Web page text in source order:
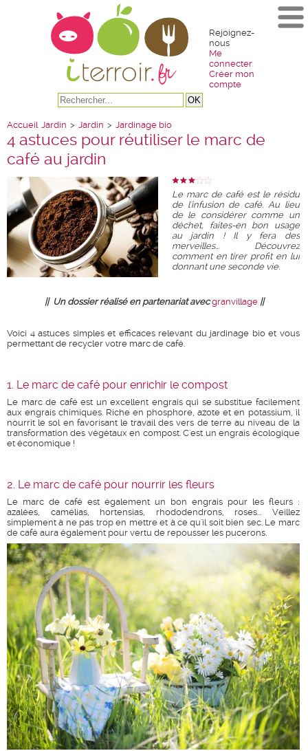
Rejoignez-
nous
Me
connecter
Créer mon
compte
Accueil Jardin > Jardin > Jardinage bio
4 astuces pour réutiliser le marc de
café au jardin
Le marc de café est le résidu
de l'infusion de café. Au lieu
de le considérer comme un
déchet, faites-en bon usage
au jardin ! Il y fera des
merveilles... Découvrez
comment en tirer profit en lui
donnant une seconde vie.
|| Un dossier réalisé en partenariat avecgranvillage||
Voici 4 astuces simples et efficaces relevant du jardinage bio et vous
permettant de recycler votre marc de café.
1. Le marc de café pour enrichir le compost
Le marc de café est un excellent engrais qui se substitue facilement
aux engrais chimiques. Riche en phosphore, azote et en potassium, il
nourrit le sol en favorisant le travail des vers de terre au niveau de la
transformation des végétaux en compost. C'est un engrais écologique
et économique !
2. Le marc de café pour nourrir les fleurs
Le marc de café est également un bon engrais pour les fleurs :
azalées, camélias, hortensias, rhododendrons, roses... Veillez
simplement à ne pas trop en mettre et à ce qu'il soit bien sec. Le marc
de café aura également pour vertu de repousser les pucerons.